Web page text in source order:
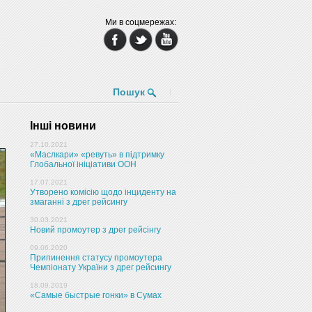
Ми в соцмережах:
Пошук
Інші новини
27.10.2021
«Маслкари» «ревуть» в підтримку
Глобальної ініціативи ООН
17.07.2021
Утворено комісію щодо інциденту на
змаганні з дрег рейсингу
30.03.2021
Новий промоутер з дрег рейсінгу
09.06.2020
Припинення статусу промоутера
Чемпіонату України з дрег рейсингу
18.09.2019
«Самые быстрые гонки» в Сумах